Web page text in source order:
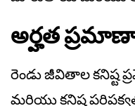
అర్హత
రెండు జీవితాల కనిష్ట
మరియు కనిష్ట